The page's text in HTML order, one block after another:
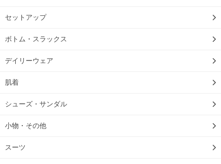
セットアップ
ボトム・スラックス
デイリーウェア
肌着
シューズ・サンダル
小物・その他
スーツ